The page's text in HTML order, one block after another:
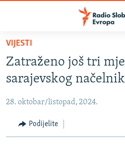
Pređite
glavni
sadržaj
na
navigaciju
Pređite
BOSNA I HERCEGOVINA
SRBIJA
KOSOVO
CRNA GORA
VIJESTI
Zatraženo još tri
sarajevskog
28. oktobar/listopad, 2024.
Podijelite